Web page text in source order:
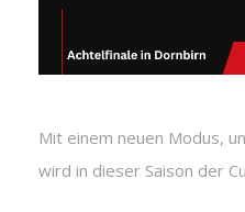
Mit einem neuen Modus,
wird in dieser Saison der